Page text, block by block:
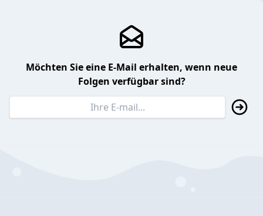
Möchten Sie eine E-Mail erhalten, wenn neue
Folgen verfügbar sind?